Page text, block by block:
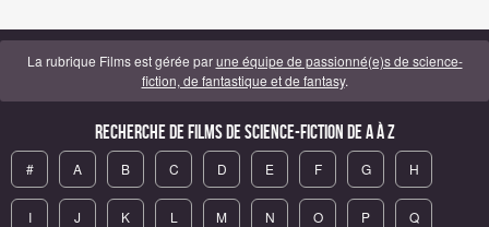
La rubrique Films est gérée parune équipe de passionné(e)s de science-
fiction, de fantastique et de fantasy.
Recherche de Films de science-fiction de A à Z
# A B C D E F G H
I J K L M N O P Q